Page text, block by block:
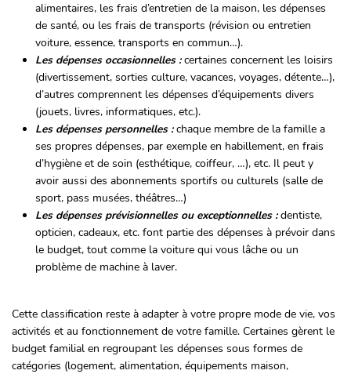
alimentaires, les frais d’entretien de la maison, les dépenses
de santé, ou les frais de transports (révision ou entretien
voiture, essence, transports en commun…).
Les dépenses occasionnelles:certaines concernent les loisirs
(divertissement, sorties culture, vacances, voyages, détente…),
d’autres comprennent les dépenses d’équipements divers
(jouets, livres, informatiques, etc.).
Les dépenses personnelles:chaque membre de la famille a
ses propres dépenses, par exemple en habillement, en frais
d’hygiène et de soin (esthétique, coiffeur, …), etc. Il peut y
avoir aussi des abonnements sportifs ou culturels (salle de
sport, pass musées, théâtres…)
Les dépenses prévisionnelles ou exceptionnelles:dentiste,
opticien, cadeaux, etc. font partie des dépenses à prévoir dans
le budget, tout comme la voiture qui vous lâche ou un
problème de machine à laver.
Cette classification reste à adapter à votre propre mode de vie, vos
activités et au fonctionnement de votre famille. Certaines gèrent le
budget familial en regroupant les dépenses sous formes de
catégories (logement, alimentation, équipements maison,